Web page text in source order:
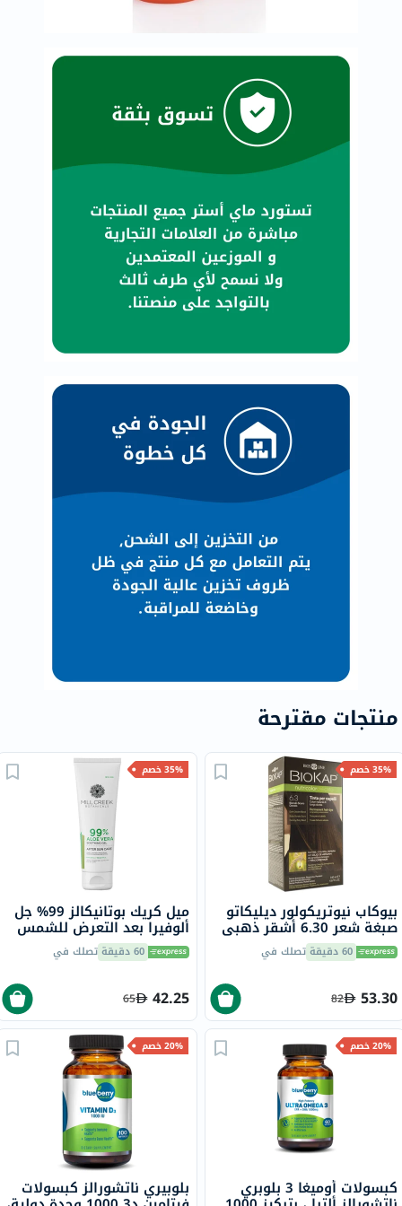
منتجات مقترحة
35% خصم
بيوكاب نيوتريكولور ديليكاتو
صبغة شعر 6.30 أشقر ذهبي
داكن 140 مل 60 دقيقة تصلك في
53.30
82
35% خصم
ميل كريك بوتانيكالز 99% جل
ألوفيرا بعد التعرض للشمس
236 مل 60 دقيقة تصلك في
42.25
65
20% خصم
كبسولات أوميغا 3 بلوبري
20% خصم
بلوبيري ناتشورالز كبسولات